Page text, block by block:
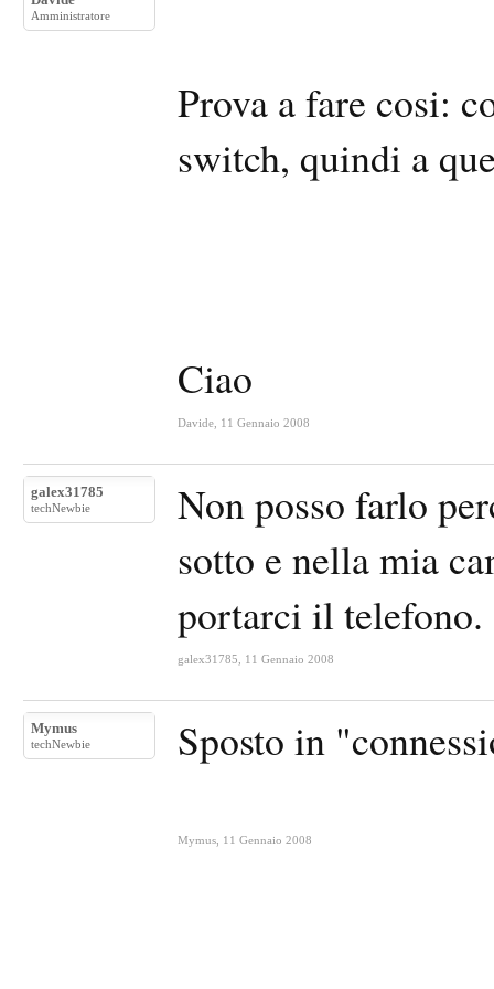
Amministratore
Prova a fare cosi:
switch, quindi a
Ciao
Davide 11 Gennaio 2008
galex31785
techNewbie
Non posso farlo
sotto e nella mia
portarci il telefono.
galex31785 11 Gennaio 2008
Mymus
techNewbie Sposto in
Mymus 11 Gennaio 2008